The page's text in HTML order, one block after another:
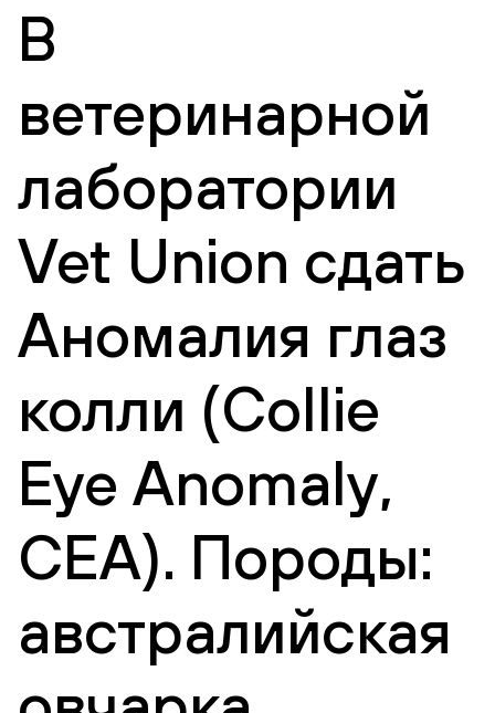
В
ветеринарной
лаборатории
Vet Union сдать
Аномалия глаз
колли (Сollie
Eye Anomaly,
CEA). Породы:
австралийская